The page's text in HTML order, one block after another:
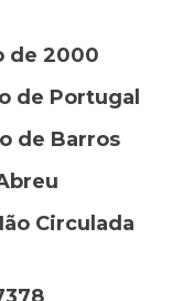
de 2000
de Portugal
de Barros
Circulada